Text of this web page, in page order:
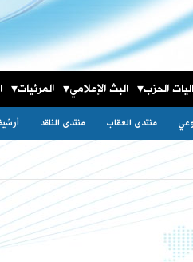
الحزب البث الإعلامي المرئيات
منتدى العقاب منتدى الناقد